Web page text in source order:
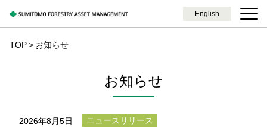
English
TOP お知らせ
お知らせ
2026年8月5日 ニュースリリース